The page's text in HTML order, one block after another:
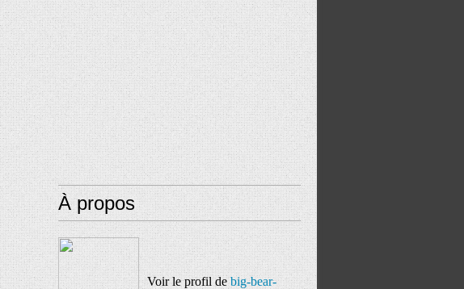
À propos
Voir le profil debig-bear-